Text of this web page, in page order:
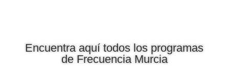
Encuentra aquí todos los programas
de Frecuencia Murcia